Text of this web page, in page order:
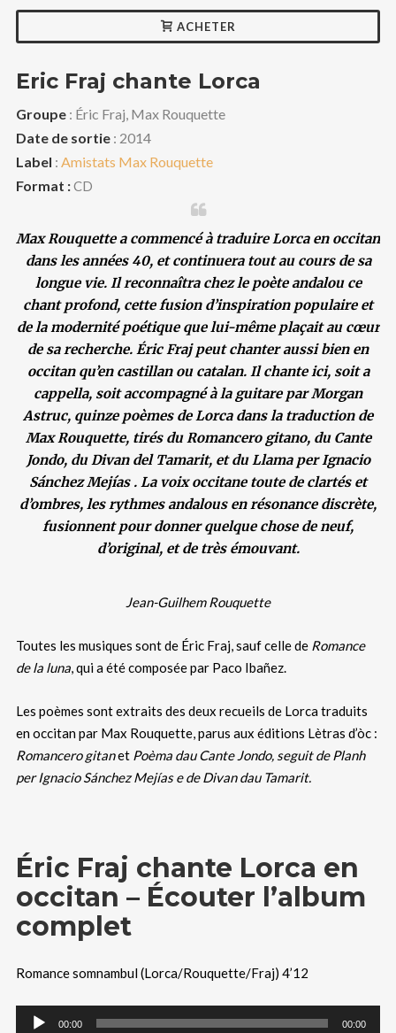
ACHETER
Eric Fraj chante Lorca
Groupe: Éric Fraj, Max Rouquette
Date de sortie: 2014
Label : Amistats Max Rouquette
Format :CD
Max Rouquette a commencé à traduire Lorca en occitan
dans les années 40, et continuera tout au cours de sa
longue vie. Il reconnaîtra chez le poète andalou ce
chant profond, cette fusion d’inspiration populaire et
de la modernité poétique que lui-même plaçait au cœur
de sa recherche. Éric Fraj peut chanter aussi bien en
occitan qu’en castillan ou catalan. Il chante ici, soit a
cappella, soit accompagné à la guitare par Morgan
Astruc, quinze poèmes de Lorca dans la traduction de
Max Rouquette, tirés du Romancero gitano, du Cante
Jondo, du Divan del Tamarit, et du Llama per Ignacio
Sánchez Mejías . La voix occitane toute de clartés et
d’ombres, les rythmes andalous en résonance discrète,
fusionnent pour donner quelque chose de neuf,
d’original, et de très émouvant.
Jean-Guilhem Rouquette
Toutes les musiques sont de Éric Fraj, sauf celle de Romance
de la luna, qui a été composée par Paco Ibañez.
Les poèmes sont extraits des deux recueils de Lorca traduits
en occitan par Max Rouquette, parus aux éditions Lètras d’òc :
Romancero gitanet Poèma dau Cante Jondo, seguit de Planh
per Ignacio Sánchez Mejías e de Divan dau Tamarit.
Éric Fraj chante Lorca en
occitan – Écouter l’album
complet
Romance somnambul (Lorca/Rouquette/Fraj) 4’12
00:00 00:00